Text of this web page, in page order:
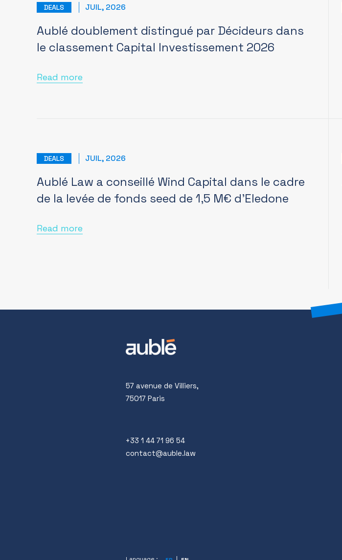
DEALS JUIL, 2026
Aublé doublement distingué par Décideurs dans
le classement Capital Investissement 2026
Read more
DEALS JUIL, 2026
Aublé Law a conseillé Wind Capital dans le cadre
de la levée de fonds seed de 1,5 M€ d’Eledone
Read more
57 avenue de Villiers,
75017 Paris
+33 1 44 71 96 54
contact@auble.law